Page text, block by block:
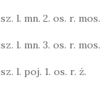
l. mn. 2. os. r. mos.
l. mn. 3. os. r. mos.
l. poj. 1. os. r. ż.